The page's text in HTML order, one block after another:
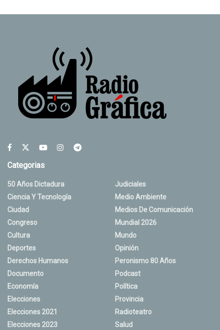
Categorias
50 Años Dictadura
Ciencia Y Tecnología
Ciudad
Congreso
Cultura
Deportes
Derechos Humanos
Documento
Economía
Elecciones
Elecciones 2021
Elecciones 2023
Judiciales
Medio Ambiente
Medios De Comunicación
Mundial 2026
Mundo
Opinión
Peronismo 80 Años
Podcast
Política
Provincia
Radioteatro
Salud